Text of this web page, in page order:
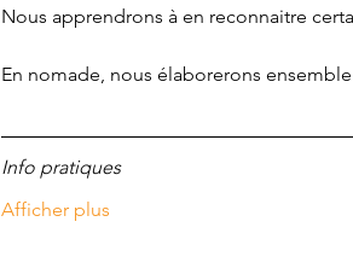
Nous apprendrons à en reconnaitre
En nomade, nous élaborerons
Info pratiques
Afficher plus